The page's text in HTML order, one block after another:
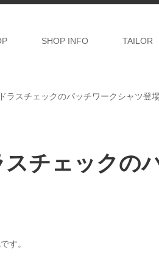
SHOP INFO TAILOR
ラスチェックのパッチワークシャツ登
チェックの
す。